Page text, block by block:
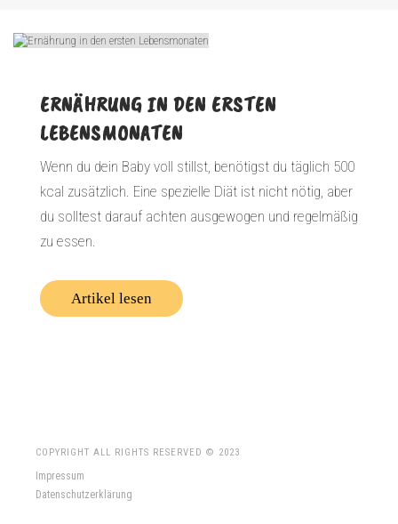
ERNÄHRUNG IN DEN ERSTEN
LEBENSMONATEN
Wenn du dein Baby voll stillst, benötigst du täglich 500
kcal zusätzlich. Eine spezielle Diät ist nicht nötig, aber
du solltest darauf achten ausgewogen und regelmäßig
zu essen.
Artikel lesen
COPYRIGHT ALL RIGHTS RESERVED © 2023
Impressum
Datenschutzerklärung